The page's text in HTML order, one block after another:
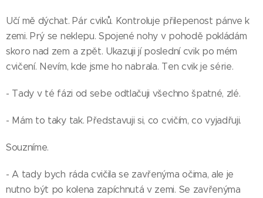
Učí mě dýchat. Pár cviků. Kontroluje přilepenost pánve k
zemi. Prý se neklepu. Spojené nohy v pohodě pokládám
skoro nad zem a zpět. Ukazuji jí poslední cvik po mém
cvičení. Nevím, kde jsme ho nabrala. Ten cvik je série.
- Tady v té fázi od sebe odtlačuji všechno špatné, zlé.
- Mám to taky tak. Představuji si, co cvičím, co vyjadřuji.
Souzníme.
- A tady bych ráda cvičila se zavřenýma očima, ale je
nutno být po kolena zapíchnutá v zemi. Se zavřenýma